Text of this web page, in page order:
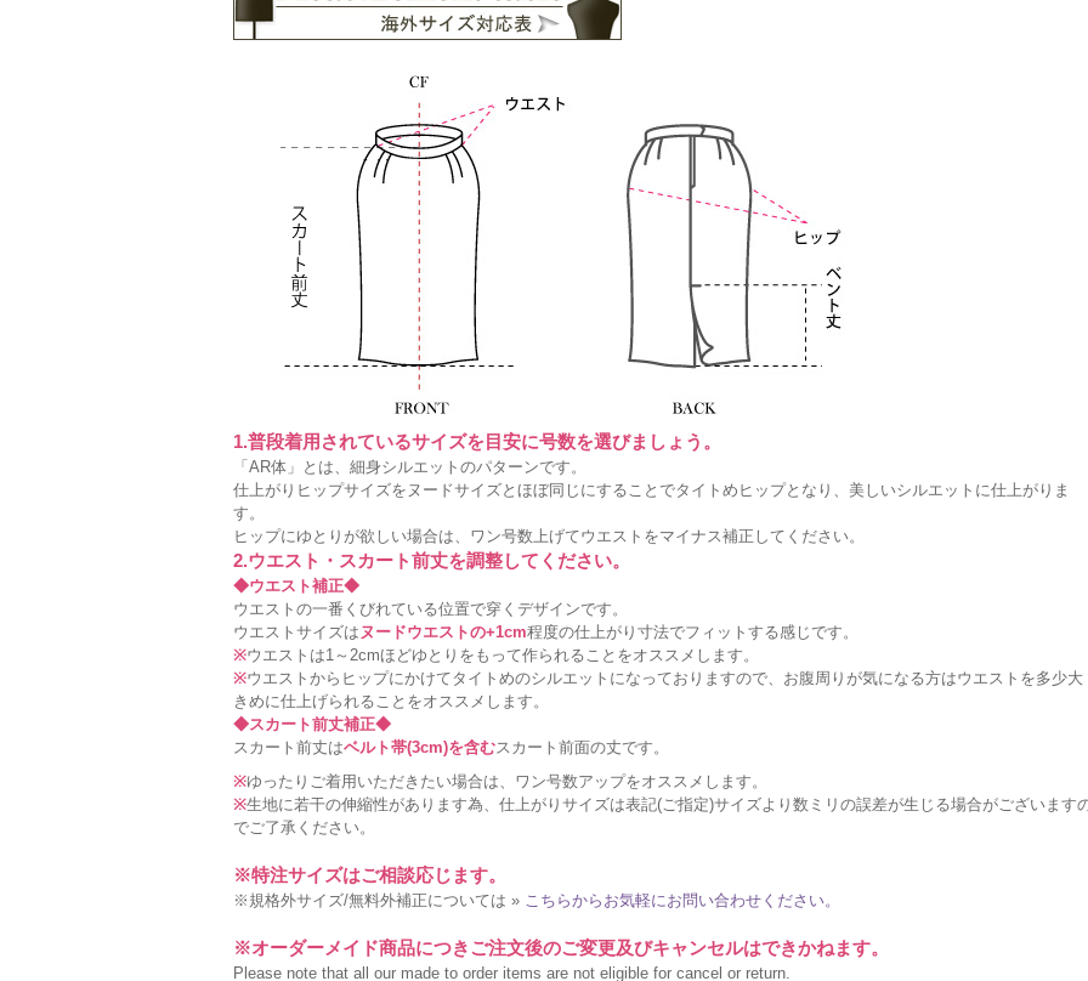
1.普段着用されているサイズを目安に号数を選びましょう。
「AR体」とは、細身シルエットのパターンです。
仕上がりヒップサイズをヌードサイズとほぼ同じにすることでタイトめヒップとなり、美しいシルエットに仕上がりま
す。
ヒップにゆとりが欲しい場合は、ワン号数上げてウエストをマイナス補正してください。
2.ウエスト・スカート前丈を調整してください。
◆ウエスト補正◆
ウエストの一番くびれている位置で穿くデザインです。
ウエストサイズは ヌードウエストの+1cm程度の仕上がり寸法でフィットする感じです。
※ウエストは1～2cmほどゆとりをもって作られることをオススメします。
※ウエストからヒップにかけてタイトめのシルエットになっておりますので、お腹周りが気になる方はウエストを多少大
きめに仕上げられることをオススメします。
◆スカート前丈補正◆
スカート前丈はベルト帯(3cm)を含むスカート前面の丈です。
※ゆったりご着用いただきたい場合は、ワン号数アップをオススメします。
※生地に若干の伸縮性があります為、仕上がりサイズは表記(ご指定)サイズより数ミリの誤差が生じる場合がございます
でご了承ください。
※特注サイズはご相談応じます。
※規格外サイズ/無料外補正については » こちらからお気軽にお問い合わせください。
※オーダーメイド商品につきご注文後のご変更及びキャンセルはできかねます。
Please note that all our made to order items are not eligible for cancel or return.